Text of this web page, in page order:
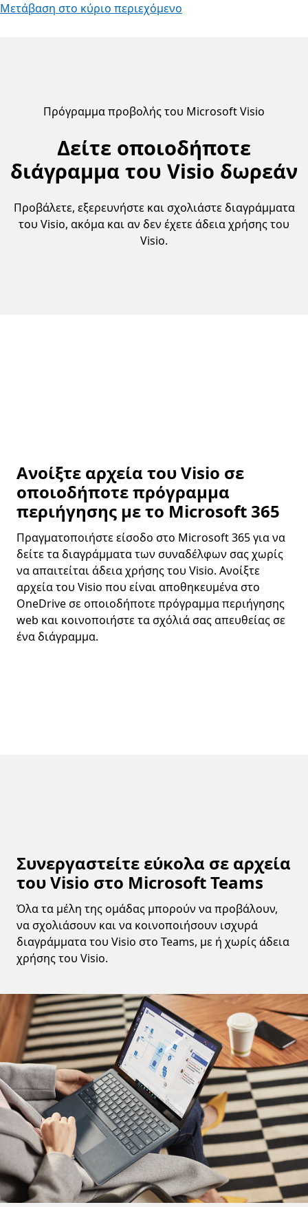
Μετάβαση στο κύριο περιεχόμενο
Πρόγραμμα προβολής του Microsoft Visio
Δείτε οποιοδήποτε
διάγραμμα του Visio δωρεάν
Προβάλετε, εξερευνήστε και σχολιάστε διαγράμματα
του Visio, ακόμα και αν δεν έχετε άδεια χρήσης του
Visio.
Ανοίξτε αρχεία του Visio σε
οποιοδήποτε πρόγραμμα
περιήγησης με το Microsoft 365
Πραγματοποιήστε είσοδο στο Microsoft 365 για να
δείτε τα διαγράμματα των συναδέλφων σας χωρίς
να απαιτείται άδεια χρήσης του Visio. Ανοίξτε
αρχεία του Visio που είναι αποθηκευμένα στο
OneDrive σε οποιοδήποτε πρόγραμμα περιήγησης
web και κοινοποιήστε τα σχόλιά σας απευθείας σε
ένα διάγραμμα.
Συνεργαστείτε εύκολα σε αρχεία
του Visio στο Microsoft Teams
Όλα τα μέλη της ομάδας μπορούν να προβάλουν,
να σχολιάσουν και να κοινοποιήσουν ισχυρά
διαγράμματα του Visio στο Teams, με ή χωρίς άδεια
χρήσης του Visio.